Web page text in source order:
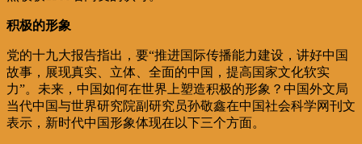
积极的形象
党的十九大报告指出，要“推进国际传播能力建设，讲好中国
故事，展现真实、立体、全面的中国，提高国家文化软实
力”。未来，中国如何在世界上塑造积极的形象？中国外文局
当代中国与世界研究院副研究员孙敬鑫在中国社会科学网刊文
表示，新时代中国形象体现在以下三个方面。